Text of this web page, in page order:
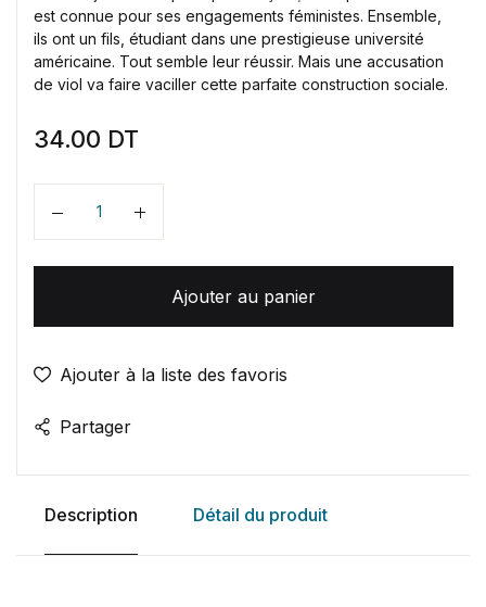
est connue pour ses engagements féministes. Ensemble,
ils ont un fils, étudiant dans une prestigieuse université
américaine. Tout semble leur réussir. Mais une accusation
de viol va faire vaciller cette parfaite construction sociale.
34.00 DT
Quantité
Ajouter au panier
Ajouter à la liste des favoris
Partager
Description Détail du produit